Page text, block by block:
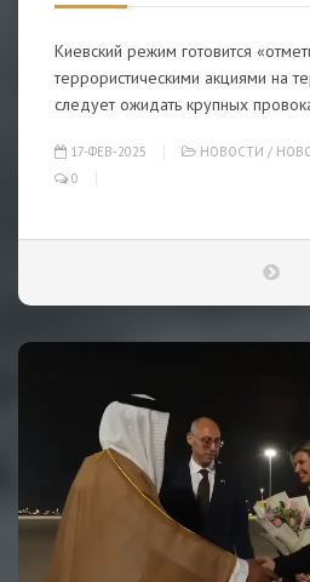
Киевский режим готовится
террористическими акциями на
следует ожидать крупных
17-ФЕВ-2025 НОВОСТИ /
0